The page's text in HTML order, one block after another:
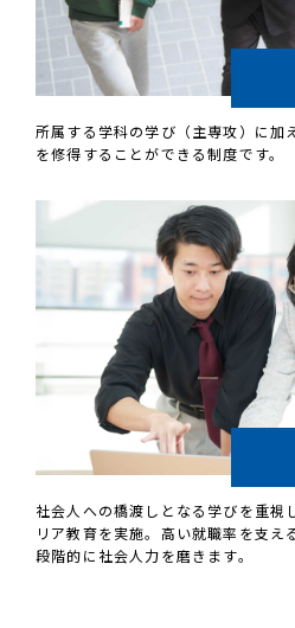
所属する学科の学び（主専攻）に加
を修得することができる制度です。
社会人への橋渡しとなる学びを重視
リア教育を実施。高い就職率を支え
段階的に社会人力を磨きます。